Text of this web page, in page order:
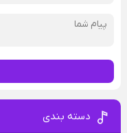
دسته بندی